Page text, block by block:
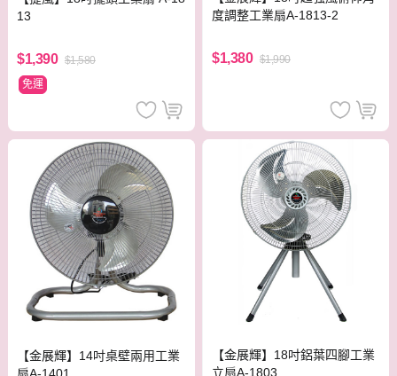
13
$1,390 $1,580
免運
度調整工業扇A-1813-2
$1,380 $1,990
【金展輝】14吋桌壁兩用工業
【金展輝】18吋鋁葉四腳工業
立扇A-1803